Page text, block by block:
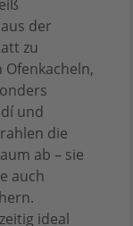
der
zu
und
die
ab – sie
auch
ideal